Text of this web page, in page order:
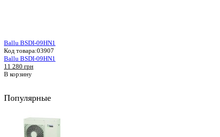
Ballu BSDI-09HN1
Код товара:03907
Ballu BSDI-09HN1
11 280 грн
В корзину
Популярные